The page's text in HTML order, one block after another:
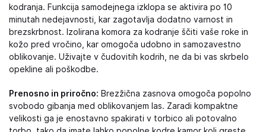
kodranja. Funkcija samodejnega izklopa se aktivira po 10
minutah nedejavnosti, kar zagotavlja dodatno varnost in
brezskrbnost. Izolirana komora za kodranje ščiti vaše roke in
kožo pred vročino, kar omogoča udobno in samozavestno
oblikovanje. Uživajte v čudovitih kodrih, ne da bi vas skrbelo
opekline ali poškodbe.
Prenosno in priročno: Brezžična zasnova omogoča popolno
svobodo gibanja med oblikovanjem las. Zaradi kompaktne
velikosti ga je enostavno spakirati v torbico ali potovalno